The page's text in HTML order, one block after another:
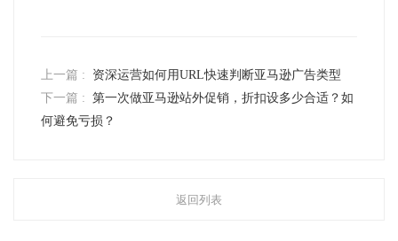
上一篇 :
资深运营如何用URL快速判断亚马逊广告类型
下一篇 : 第一次做亚马逊站外促销，折扣设多少合适？如
何避免亏损？
返回列表